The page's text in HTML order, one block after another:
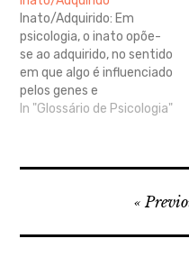
Inato/Adquirido: Em
psicologia, o inato opõe-
se ao adquirido, no sentido
em que algo é influenciado
pelos genes e
independente das
da espécie. Inato é aquilo
nascimento. Contudo,…
In "Glossário de Psicologia"
Navegação
de